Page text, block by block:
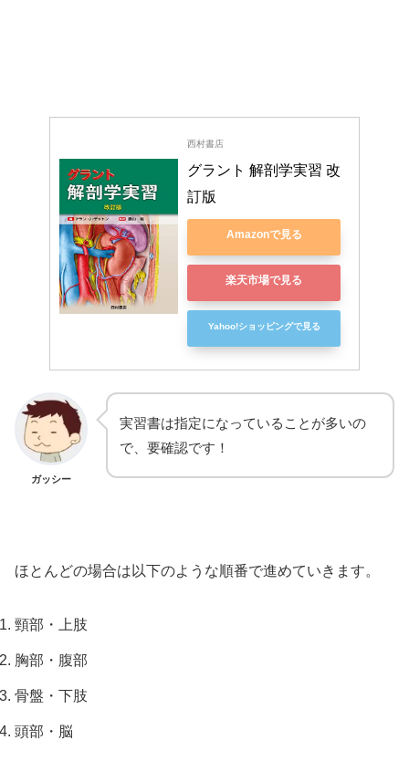
西村書店
グラント 解剖学実習 改
訂版
Amazonで見る
楽天市場で見る
Yahoo!ショッピングで見る
ガッシー
実習書は指定になっていることが多いの
で、要確認です！
ほとんどの場合は以下のような順番で進めていきます。
頸部・上肢
胸部・腹部
骨盤・下肢
頭部・脳